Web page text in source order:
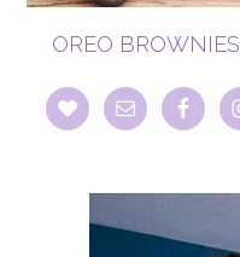
OREO BROWNIES